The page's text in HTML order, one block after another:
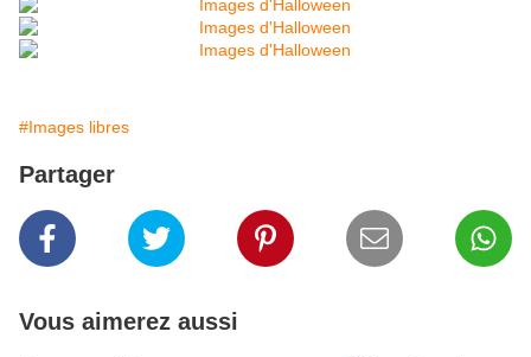
#Images libres
Partager
Vous aimerez aussi